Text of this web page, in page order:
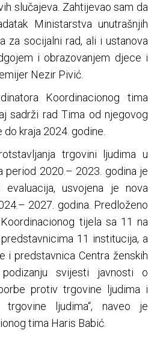
slučajeva. Zahtijevao sam da
Ministarstva unutrašnjih
za socijalni rad, ali i ustanova
i obrazovanjem djece i
Nezir Pivić.
Koordinacionog tima
sadrži rad Tima od njegovog
kraja 2024. godine.
trgovini ljudima u
period 2020.– 2023. godina je
evaluacija, usvojena je nova
2027. godina. Predloženo
tijela sa 11 na
11 institucija, a
i predstavnica Centra ženskih
svijesti javnosti o
protiv trgovine ljudima i
ljudima“, naveo je
tima Haris Babić.